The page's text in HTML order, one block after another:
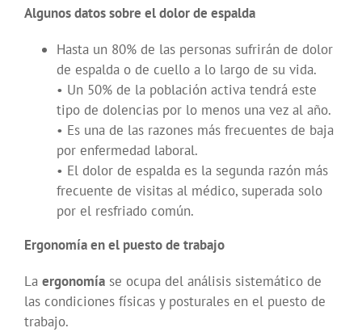
Algunos datos sobre el dolor de espalda
Hasta un 80% de las personas sufrirán de dolor
de espalda o de cuello a lo largo de su vida.
• Un 50% de la población activa tendrá este
tipo de dolencias por lo menos una vez al año.
• Es una de las razones más frecuentes de baja
por enfermedad laboral.
• El dolor de espalda es la segunda razón más
frecuente de visitas al médico, superada solo
por el resfriado común.
Ergonomía en el puesto de trabajo
La ergonomía se ocupa del análisis sistemático de
las condiciones físicas y posturales en el puesto de
trabajo.